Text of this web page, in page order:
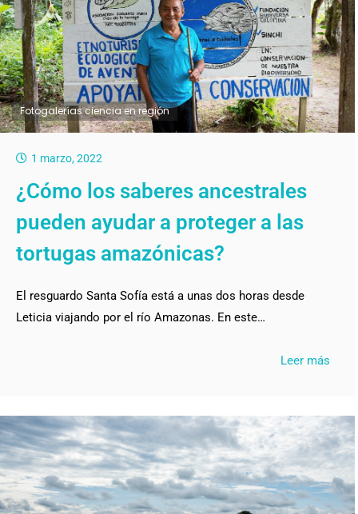
Fotogalerías ciencia en región
1 marzo, 2022
¿Cómo los saberes ancestrales
pueden ayudar a proteger a las
tortugas amazónicas?
El resguardo Santa Sofía está a unas dos horas desde
Leticia viajando por el río Amazonas. En este…
Leer más